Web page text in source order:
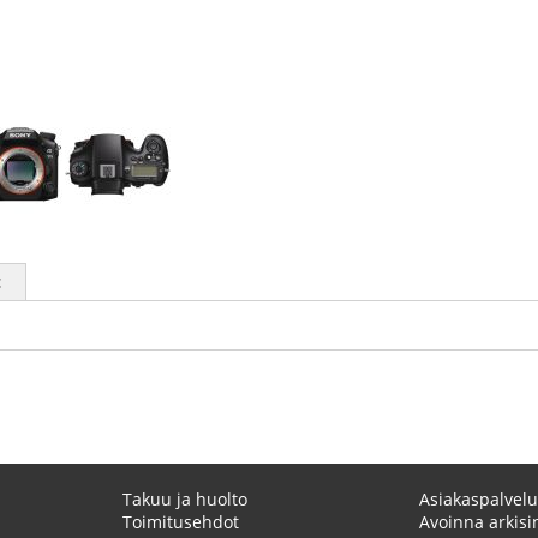
Takuu ja huolto
Toimitusehdot
Asiakaspalvelu
Avoinna